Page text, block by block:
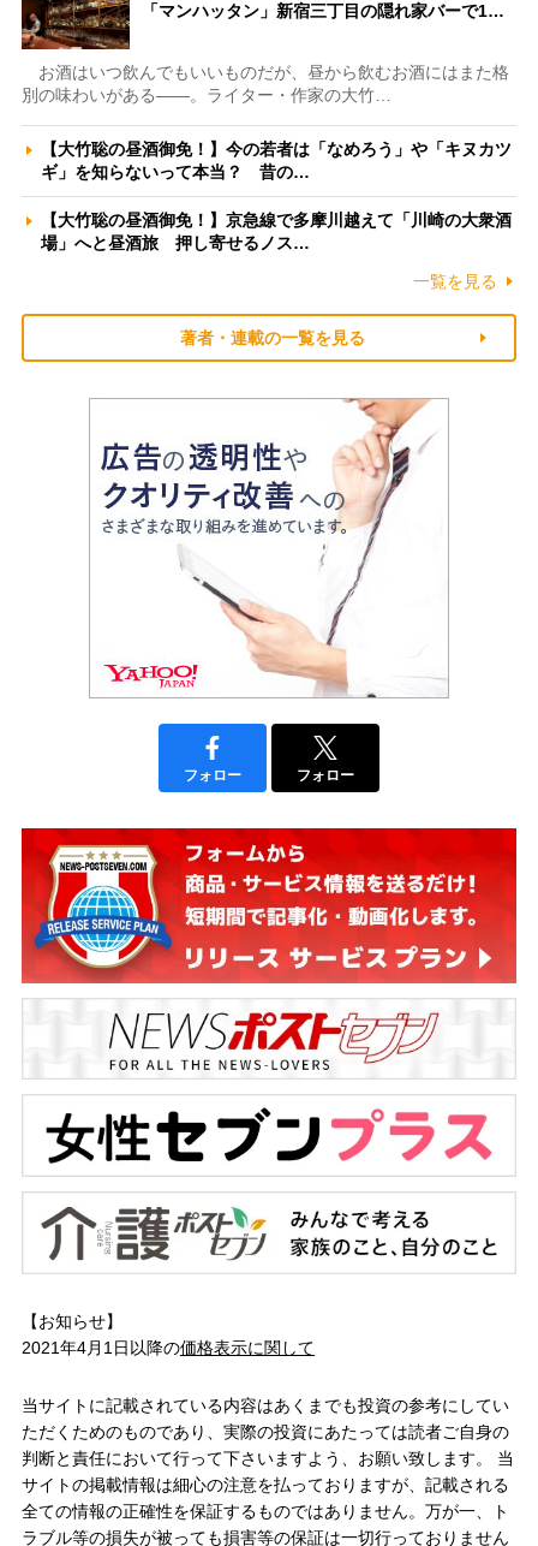
「マンハッタン」新宿三丁目の隠れ家バーで1…
お酒はいつ飲んでもいいものだが、昼から飲むお酒にはまた格
別の味わいがある――。ライター・作家の大竹…
【大竹聡の昼酒御免！】今の若者は「なめろう」や「キヌカツ
ギ」を知らないって本当？ 昔の…
【大竹聡の昼酒御免！】京急線で多摩川越えて「川崎の大衆酒
場」へと昼酒旅 押し寄せるノス…
一覧を見る
著者・連載の一覧を見る
フォロー フォロー
【お知らせ】
2021年4月1日以降の価格表示に関して
当サイトに記載されている内容はあくまでも投資の参考にしてい
ただくためのものであり、実際の投資にあたっては読者ご自身の
判断と責任において行って下さいますよう、お願い致します。 当
サイトの掲載情報は細心の注意を払っておりますが、記載される
全ての情報の正確性を保証するものではありません。万が一、ト
ラブル等の損失が被っても損害等の保証は一切行っておりません